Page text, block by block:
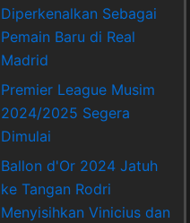
Diperkenalkan Sebagai
Pemain Baru di Real
Madrid
Premier League Musim
2024/2025 Segera
Dimulai
Ballon d'Or 2024 Jatuh
ke Tangan Rodri
Menyisihkan Vinicius dan